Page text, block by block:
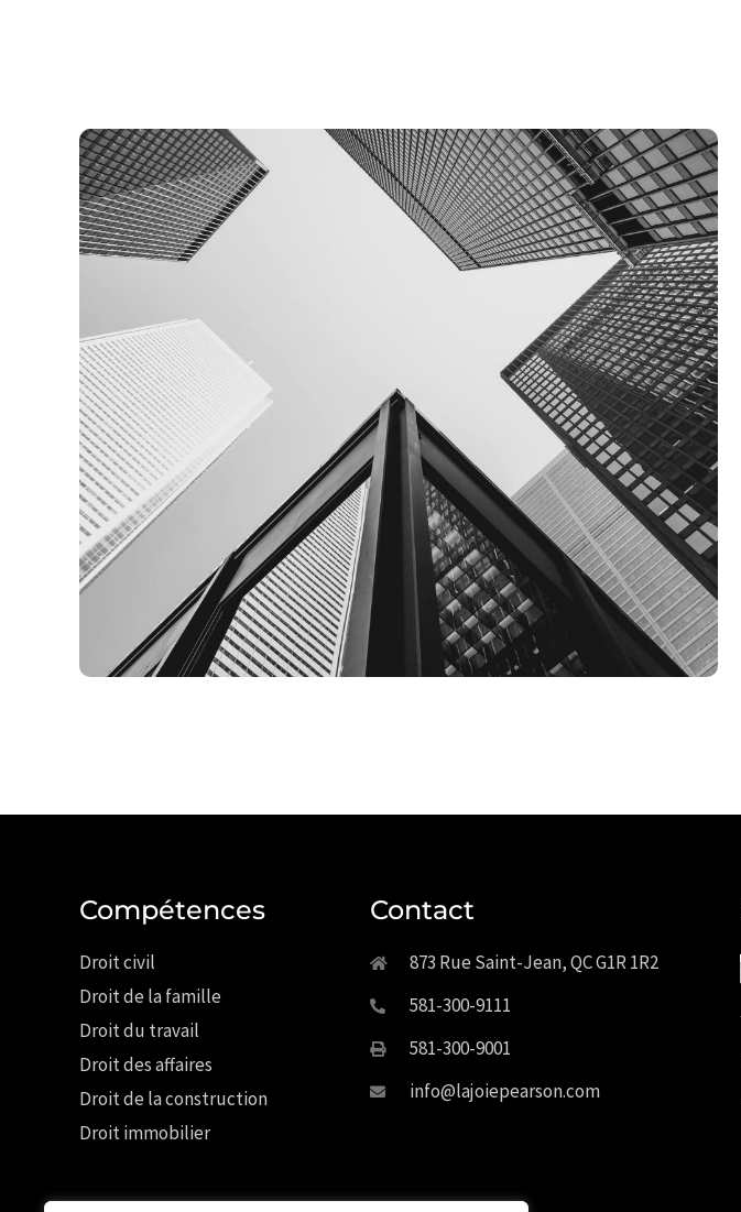
Compétences
Droit civil
Droit de la famille
Droit du travail
Droit des affaires
Droit de la construction
Droit immobilier
Contact
873 Rue Saint-Jean, QC G1R 1R2
581-300-9111
581-300-9001
info@lajoiepearson.com